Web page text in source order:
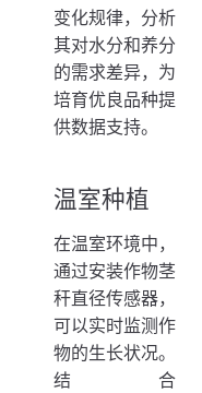
变化规律，分析
其对水分和养分
的需求差异，为
培育优良品种提
供数据支持。
温室种植
在温室环境中，
通过安装作物茎
秆直径传感器，
可以实时监测作
物的生长状况。
结合